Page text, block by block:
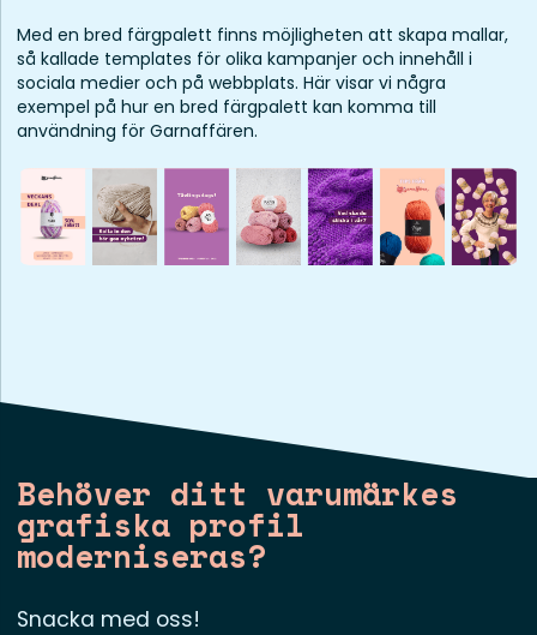
Med en bred färgpalett finns möjligheten att skapa mallar,
så kallade templates för olika kampanjer och innehåll i
sociala medier och på webbplats. Här visar vi några
exempel på hur en bred färgpalett kan komma till
användning för Garnaffären.
Behöver ditt varumärkes
grafiska profil
moderniseras?
Snacka med oss!